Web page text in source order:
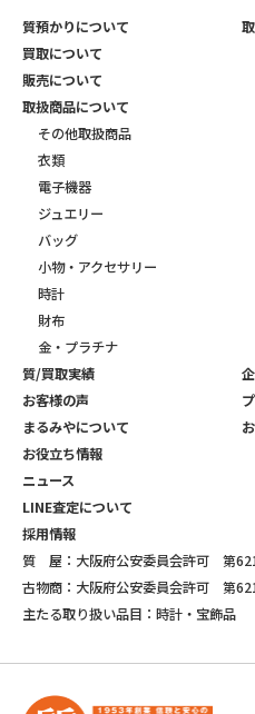
質預かりについて
買取について
販売について
取扱商品について
その他取扱商品
衣類
電子機器
ジュエリー
バッグ
小物・アクセサリー
時計
財布
金・プラチナ
質/買取実績
お客様の声
まるみやについて
お役立ち情報
ニュース
LINE査定について
採用情報
質 屋：大阪府公安委員会許可 第
古物商：大阪府公安委員会許可 第
主たる取り扱い品目：時計・宝飾品